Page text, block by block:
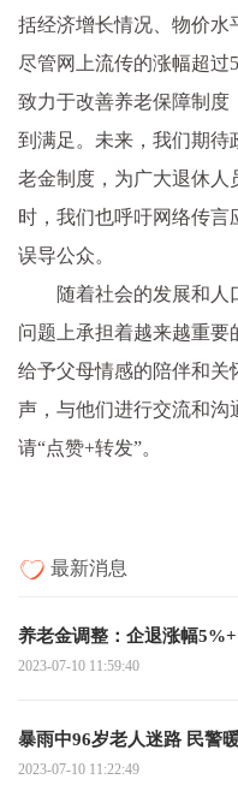
括经济增长情况、物价水
尽管网上流传的涨幅超过
致力于改善养老保障制度
到满足。未来，我们期待
老金制度，为广大退休人
时，我们也呼吁网络传
误导公众。
随着社会的发展和
问题上承担着越来越重要
给予父母情感的陪伴和关
声，与他们进行交流和沟
请“点赞+转发”。
最新消息
养老金调整：企退涨幅5%+
2023-07-10 11:59:40
暴雨中96岁老人迷路 民警
2023-07-10 11:22:49